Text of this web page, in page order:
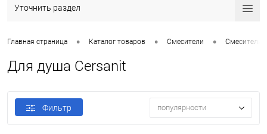
Уточнить раздел
Главная страница • Каталог товаров • Смесители • Смесители
Для душа Cersanit
Фильтр популярности